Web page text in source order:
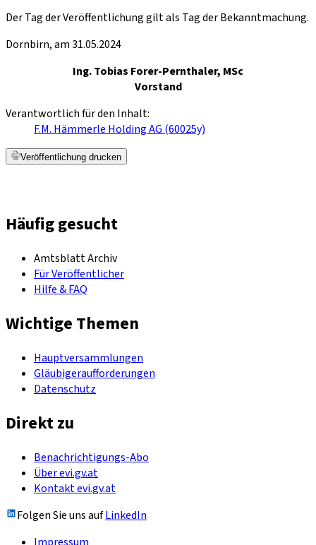
Der Tag der Veröffentlichung gilt als Tag der Bekanntmachung.
Dornbirn, am 31.05.2024
Ing. Tobias Forer-Pernthaler, MSc
Vorstand
Verantwortlich für den Inhalt:
F.M. Hämmerle Holding AG (60025y)
Veröffentlichung drucken
Häufig gesucht
Amtsblatt Archiv
Für Veröffentlicher
Hilfe & FAQ
Wichtige Themen
Hauptversammlungen
Gläubigeraufforderungen
Datenschutz
Direkt zu
Benachrichtigungs-Abo
Über evi.gv.at
Kontakt evi.gv.at
Folgen Sie uns aufLinkedIn